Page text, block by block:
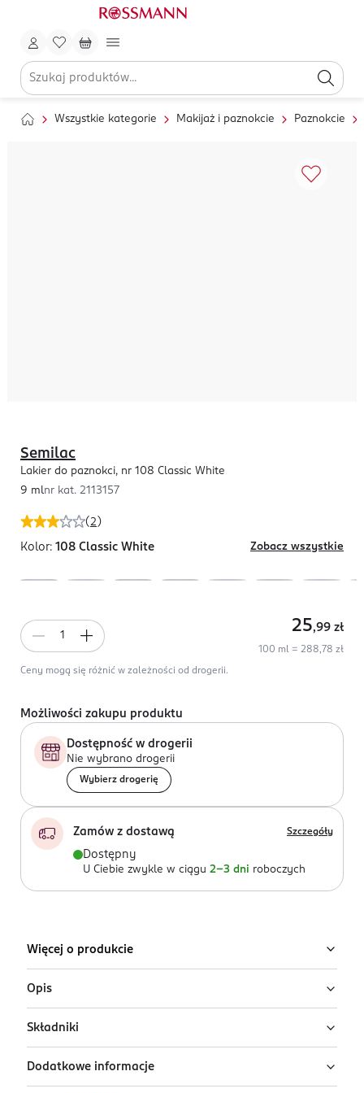
Wszystkie kategorie Makijaż i paznokcie Paznokcie
(2 )
Semilac
Lakier do paznokci, nr 108 Classic White
9 mlnr kat. 2113157
Kolor: 108 Classic White Zobacz wszystkie
25,99 zł
100 ml = 288,78 zł
Ceny mogą się różnić w zależności od drogerii.
Możliwości zakupu produktu
Dostępność w drogerii
Nie wybrano drogerii
Wybierz drogerię
Zamów z dostawą Szczegóły
Dostępny
U Ciebie zwykle w ciągu 2-3 dni roboczych
Więcej o produkcie
Opis
Lakier klasyczny Semilac w odcieniu Classic
White
Składniki
Ingredients: Butyl Acetate, Ethyl Acetate, Nitrocellulose,
Adipic Acid/Neopentyl Glycol/Trimellitic Anhydride
Dodatkowe informacje